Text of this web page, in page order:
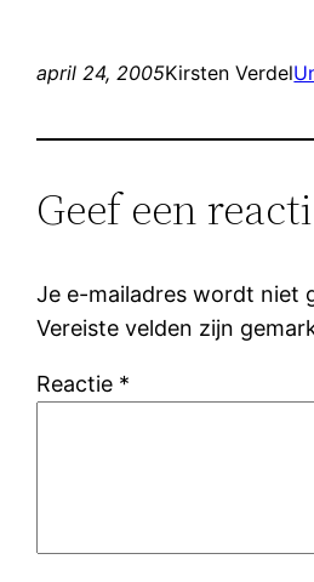
april 24, 2005Kirsten Verdel
Geef een
Je e-mailadres wordt niet
Vereiste velden zijn
Reactie *